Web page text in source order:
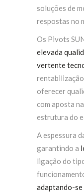
soluções de
respostas no
Os Pivots
elevada
vertente
oferecer
com aposta na
estrutura do
A espessura
garantindo a
ligação do
adaptando-